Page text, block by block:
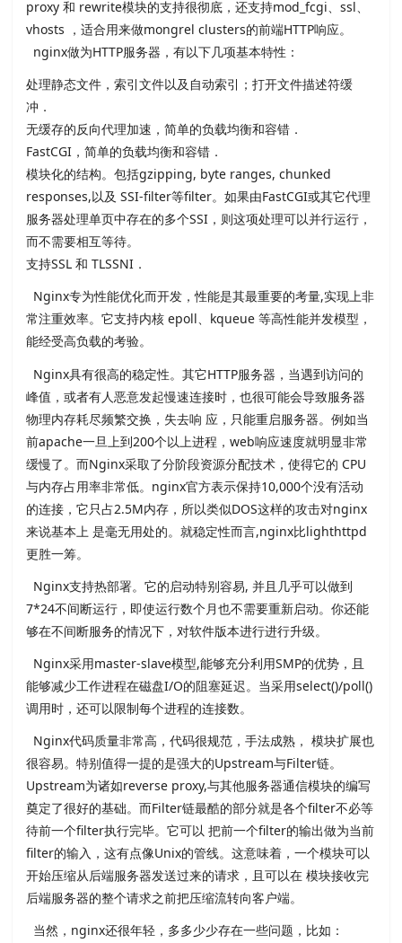
proxy 和 rewrite模块的支持很彻底，还支持mod_fcgi、ssl、
vhosts ，适合用来做mongrel clusters的前端HTTP响应。
nginx做为HTTP服务器，有以下几项基本特性：
处理静态文件，索引文件以及自动索引；打开文件描述符缓
冲．
无缓存的反向代理加速，简单的负载均衡和容错．
FastCGI，简单的负载均衡和容错．
模块化的结构。包括gzipping, byte ranges, chunked
responses,以及 SSI-filter等filter。如果由FastCGI或其它代理
服务器处理单页中存在的多个SSI，则这项处理可以并行运行，
而不需要相互等待。
支持SSL 和 TLSSNI．
Nginx专为性能优化而开发，性能是其最重要的考量,实现上非
常注重效率。它支持内核 epoll、kqueue 等高性能并发模型，
能经受高负载的考验。
Nginx具有很高的稳定性。其它HTTP服务器，当遇到访问的
峰值，或者有人恶意发起慢速连接时，也很可能会导致服务器
物理内存耗尽频繁交换，失去响 应，只能重启服务器。例如当
前apache一旦上到200个以上进程，web响应速度就明显非常
缓慢了。而Nginx采取了分阶段资源分配技术，使得它的 CPU
与内存占用率非常低。nginx官方表示保持10,000个没有活动
的连接，它只占2.5M内存，所以类似DOS这样的攻击对nginx
来说基本上 是毫无用处的。就稳定性而言,nginx比lighthttpd
更胜一筹。
Nginx支持热部署。它的启动特别容易, 并且几乎可以做到
7*24不间断运行，即使运行数个月也不需要重新启动。你还能
够在不间断服务的情况下，对软件版本进行进行升级。
Nginx采用master-slave模型,能够充分利用SMP的优势，且
能够减少工作进程在磁盘I/O的阻塞延迟。当采用select()/poll()
调用时，还可以限制每个进程的连接数。
Nginx代码质量非常高，代码很规范，手法成熟， 模块扩展也
很容易。特别值得一提的是强大的Upstream与Filter链。
Upstream为诸如reverse proxy,与其他服务器通信模块的编写
奠定了很好的基础。而Filter链最酷的部分就是各个filter不必等
待前一个filter执行完毕。它可以 把前一个filter的输出做为当前
filter的输入，这有点像Unix的管线。这意味着，一个模块可以
开始压缩从后端服务器发送过来的请求，且可以在 模块接收完
后端服务器的整个请求之前把压缩流转向客户端。
当然，nginx还很年轻，多多少少存在一些问题，比如：